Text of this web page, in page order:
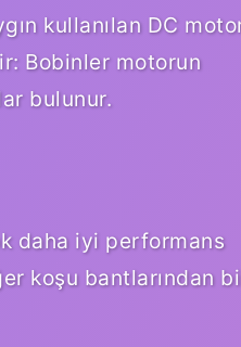
kullanılan DC
Bobinler motorun
bulunur.
daha iyi performans
koşu bantlarından